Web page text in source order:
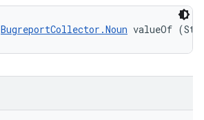
BugreportCollector.Noun valueOf